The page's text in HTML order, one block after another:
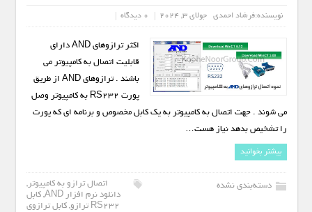
نویسنده:فرشاد احمدی جولای 3, 2024 0 دیدگاه
اکثر ترازوهای AND دارای
قابلیت اتصال به کامپیوتر می
باشند . ترازوهای AND از طریق
پورت RS232 به کامپیوتر وصل
می شوند . جهت اتصال به کامپیوتر به یک کابل مخصوص و برنامه ای که پورت
را تشخیص بدهد نیاز هست…
بیشتر بخوانید
دسته‌بندی نشده اتصال ترازو به کامپیوتر ,
دانلود نرم افزار AND
, کابل
RS232 ترازو
, کابل ترازوی